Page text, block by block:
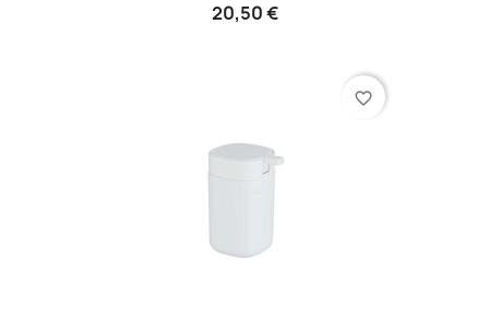
20,50 €
favorite_border